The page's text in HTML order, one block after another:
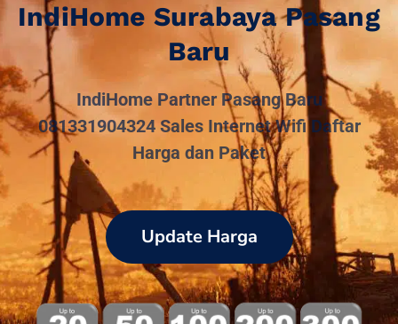
IndiHome Surabaya Pasang
Baru
IndiHome Partner Pasang Baru
081331904324 Sales Internet Wifi Daftar
Harga dan Paket
Update Harga